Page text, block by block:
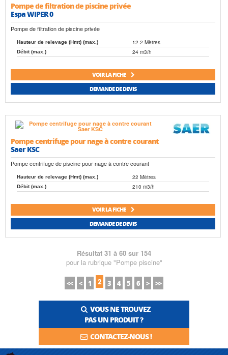
Pompe de filtration de piscine privée
Espa WIPER 0
Pompe de filtration de piscine privée
Hauteur de relevage (Hmt) (max.) 12.2 Mètres
Débit (max.) 24 m3/h
VOIR LA FICHE
DEMANDE DE DEVIS
Pompe centrifuge pour nage à contre courant
Saer KSC
Pompe centrifuge de piscine pour nage à contre courant
Hauteur de relevage (Hmt) (max.) 22 Mètres
Débit (max.) 210 m3/h
VOIR LA FICHE
DEMANDE DE DEVIS
Résultat 31 à 60 sur 154
pour la rubrique "Pompe piscine"
<< < 1 2 3 4 5 6 > >>
VOUS NE TROUVEZ
PAS UN PRODUIT ?
CONTACTEZ-NOUS !